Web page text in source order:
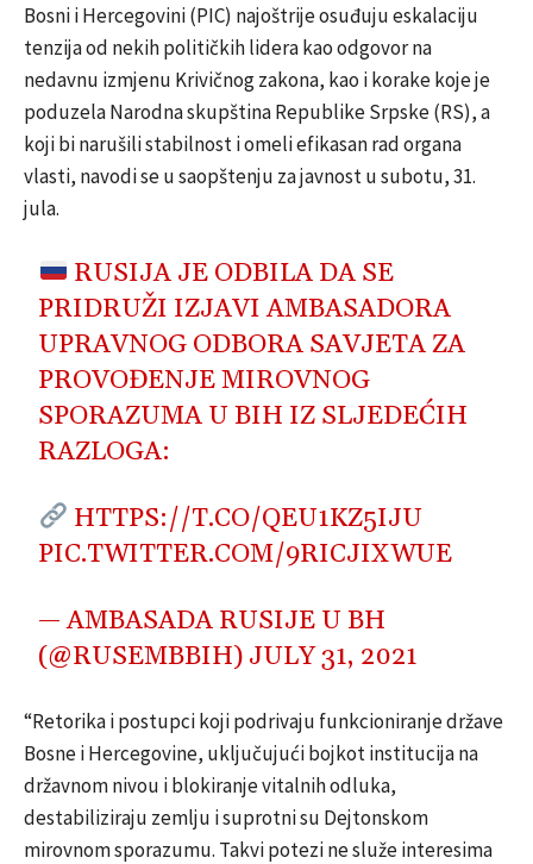
Bosni i Hercegovini (PIC) najoštrije osuđuju eskalaciju
tenzija od nekih političkih lidera kao odgovor na
nedavnu izmjenu Krivičnog zakona, kao i korake koje je
poduzela Narodna skupština Republike Srpske (RS), a
koji bi narušili stabilnost i omeli efikasan rad organa
vlasti, navodi se u saopštenju za javnost u subotu, 31.
jula.
RUSIJA JE ODBILA DA SE
PRIDRUŽI IZJAVI AMBASADORA
UPRAVNOG ODBORA SAVJETA ZA
PROVOĐENJE MIROVNOG
SPORAZUMA U BIH IZ SLJEDEĆIH
RAZLOGA:
HTTPS://T.CO/QEU1KZ5IJU
PIC.TWITTER.COM/9RICJIXWUE
— AMBASADA RUSIJE U BH
(@RUSEMBBIH) JULY 31, 2021
“Retorika i postupci koji podrivaju funkcioniranje države
Bosne i Hercegovine, uključujući bojkot institucija na
državnom nivou i blokiranje vitalnih odluka,
destabiliziraju zemlju i suprotni su Dejtonskom
mirovnom sporazumu. Takvi potezi ne služe interesima